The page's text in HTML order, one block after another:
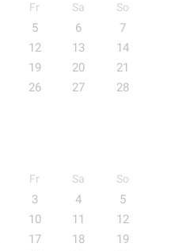
Fr Sa So
5 6
7
12 13
14
19 20
21
26 27
28
Fr Sa So
3 4
5
10 11
12
17 18
19